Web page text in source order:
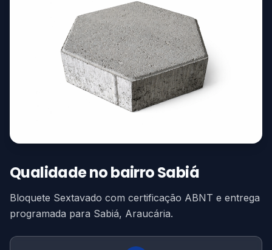
Qualidade no bairro Sabiá
Bloquete Sextavado com certificação ABNT e entrega
programada para Sabiá, Araucária.